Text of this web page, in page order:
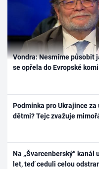
Vondra: Nesmíme působit
se opřela do Evropské
Podmínka pro Ukrajince
dětmi? Tejc zvažuje
Na „Švarcenberský“ kanál
let, teď ceduli celou